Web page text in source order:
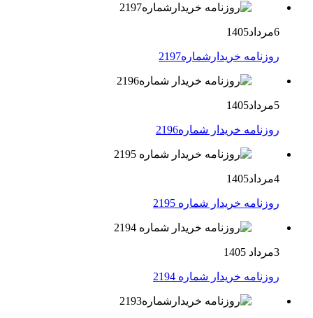
6مرداد1405
روزنامه خریدارشماره2197
5مرداد1405
روزنامه خریدار شماره2196
4مرداد1405
روزنامه خریدار شماره 2195
3مرداد 1405
روزنامه خریدار شماره 2194